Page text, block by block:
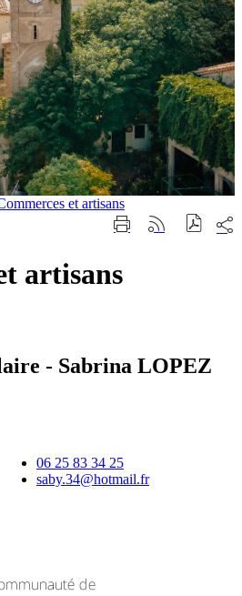
et artisans
ImprimerGénérer
sur
artisans
- Sabrina LOPEZ
06 25 83 34 25
saby.34@hotmail.fr